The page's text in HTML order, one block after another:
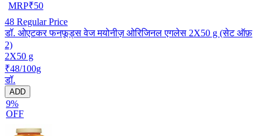
MRP₹50
48 Regular Price
डॉ. ओएटकर फनफूड्स वेज मयोनीज़ ओरिजिनल एगलेस 2X50 g (सेट ऑफ़
2)
2X50 g
₹48/100g
डॉ.
ADD
9%
OFF